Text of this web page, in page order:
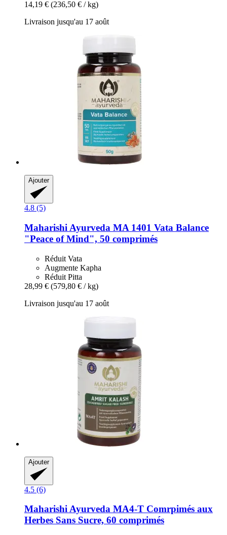
14,19 € (236,50 € / kg)
Livraison jusqu'au 17 août
Ajouter
4.8 (5)
Maharishi Ayurveda MA 1401 Vata Balance
"Peace of Mind", 50 comprimés
Réduit Vata
Augmente Kapha
Réduit Pitta
28,99 € (579,80 € / kg)
Livraison jusqu'au 17 août
Ajouter
4.5 (6)
Maharishi Ayurveda MA4-​T Comrpimés aux
Herbes Sans Sucre, 60 comprimés